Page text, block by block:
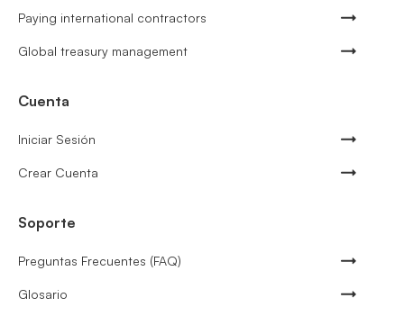
Paying international contractors
Global treasury management
Cuenta
Iniciar Sesión
Crear Cuenta
Soporte
Preguntas Frecuentes (FAQ)
Glosario